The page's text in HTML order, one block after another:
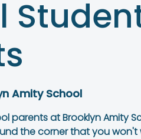
Amity School
parents at Brooklyn Amity
the corner that you won't